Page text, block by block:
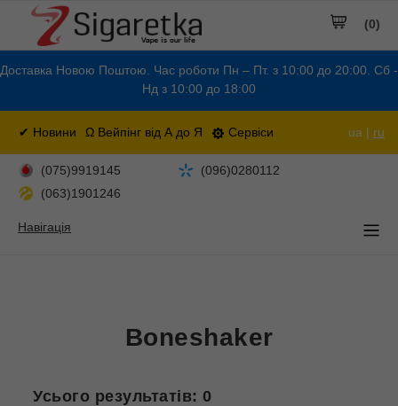
Доставка Новою Поштою. Час роботи Пн – Пт. з 10:00 до 20:00. Сб -
Нд з 10:00 до 18:00
✔ Новини Ω Вейпінг від А до Я Сервіси ua | ru
(0)
(075)9919145
(096)0280112
(063)1901246
Навігація
Boneshaker
Усього результатів: 0